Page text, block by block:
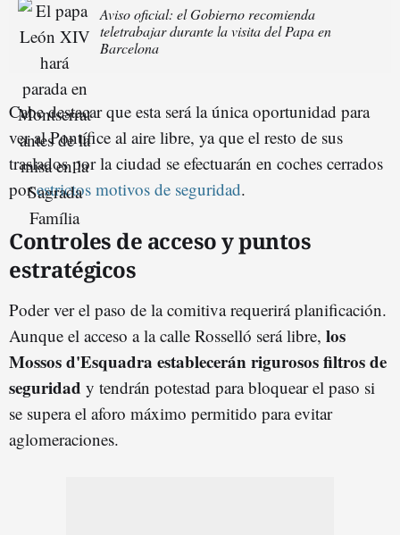
Aviso oficial: el Gobierno recomienda
teletrabajar durante la visita del Papa en
Barcelona
Cabe destacar que esta será la única oportunidad para
ver al Pontífice al aire libre, ya que el resto de sus
traslados por la ciudad se efectuarán en coches cerrados
porestrictos motivos de seguridad.
Controles de acceso y puntos
estratégicos
Poder ver el paso de la comitiva requerirá planificación.
Aunque el acceso a la calle Rosselló será libre, los
Mossos d'Esquadra establecerán rigurosos filtros de
seguridad y tendrán potestad para bloquear el paso si
se supera el aforo máximo permitido para evitar
aglomeraciones.